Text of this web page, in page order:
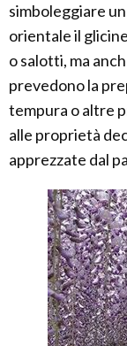
simboleggiare
orientale il
o salotti, ma
prevedono la
tempura o altre
alle proprietà
apprezzate dal